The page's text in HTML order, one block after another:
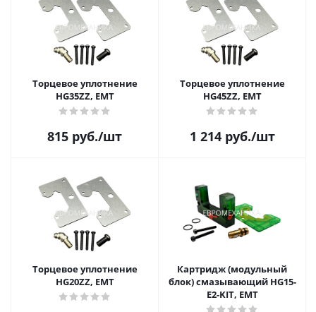
Торцевое уплотнение
HG35ZZ, EMT
815 руб./шт
Торцевое уплотнение
HG45ZZ, EMT
1 214руб./шт
Торцевое уплотнение
HG20ZZ, EMT
Картридж (модульный
блок) смазывающий HG15-
E2-KIT, EMT